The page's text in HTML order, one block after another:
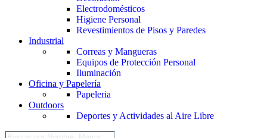
Electrodomésticos
Higiene Personal
Revestimientos de Pisos y Paredes
Industrial
Correas y Mangueras
Equipos de Protección Personal
Iluminación
Oficina y Papelería
Papeleria
Outdoors
Deportes y Actividades al Aire Libre
Búsqueda